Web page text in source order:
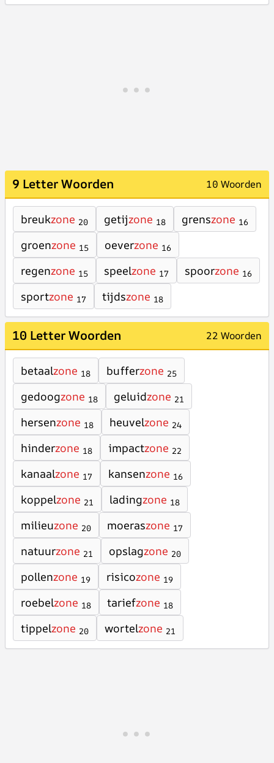
9 Letter Woorden 10 Woorden
breukzone 20 getijzone 18 grenszone 16
groenzone 15 oeverzone 16
regenzone 15 speelzone 17 spoorzone 16
sportzone 17 tijdszone 18
10 Letter Woorden 22 Woorden
betaalzone 18 bufferzone 25
gedoogzone 18 geluidzone 21
hersenzone 18 heuvelzone 24
hinderzone 18 impactzone 22
kanaalzone 17 kansenzone 16
koppelzone 21 ladingzone 18
milieuzone 20 moeraszone 17
natuurzone 21 opslagzone 20
pollenzone 19 risicozone 19
roebelzone 18 tariefzone 18
tippelzone 20 wortelzone 21